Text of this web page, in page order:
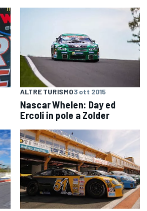
ALTRE TURISMO3 ott 2015
Nascar Whelen: Day ed
Ercoli in pole a Zolder